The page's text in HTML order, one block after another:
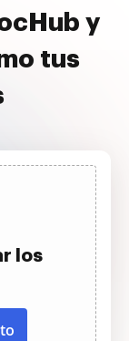
y
tus
los